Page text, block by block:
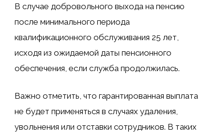
В случае добровольного выхода на пенсию
после минимального периода
квалификационного обслуживания 25 лет,
исходя из ожидаемой даты пенсионного
обеспечения, если служба продолжилась.
Важно отметить, что гарантированная выплата
не будет применяться в случаях удаления,
увольнения или отставки сотрудников. В таких